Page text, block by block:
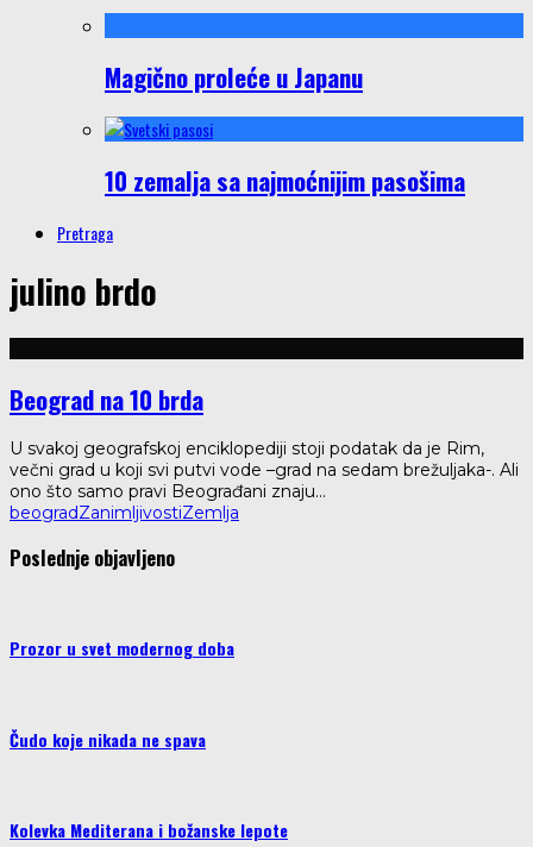
Magično proleće u Japanu
10 zemalja sa najmoćnijim pasošima
Pretraga
julino brdo
Beograd na 10 brda
U svakoj geografskoj enciklopediji stoji podatak da je Rim,
večni grad u koji svi putvi vode –grad na sedam brežuljaka-. Ali
ono što samo pravi Beograđani znaju...
beogradZanimljivostiZemlja
Poslednje objavljeno
Prozor u svet modernog doba
Čudo koje nikada ne spava
Kolevka Mediterana i božanske lepote